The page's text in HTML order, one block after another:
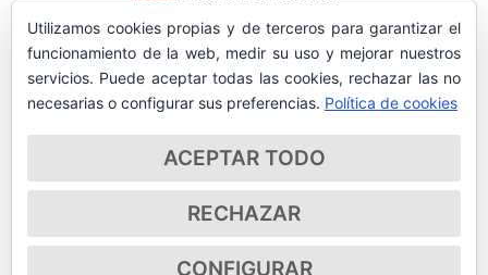
Utilizamos cookies propias y de terceros para garantizar el
funcionamiento de la web, medir su uso y mejorar nuestros
servicios. Puede aceptar todas las cookies, rechazar las no
necesarias o configurar sus preferencias. Política de cookies
ACEPTAR TODO
RECHAZAR
CONFIGURAR